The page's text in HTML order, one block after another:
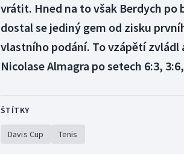
vrátit. Hned na to však Berdych
dostal se jediný gem od zisku
vlastního podání. To vzápětí zvládl
Nicolase Almagra po setech 6:3,
ŠTÍTKY
Davis Cup Tenis